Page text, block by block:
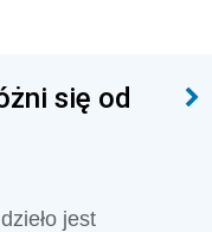
się od
jest